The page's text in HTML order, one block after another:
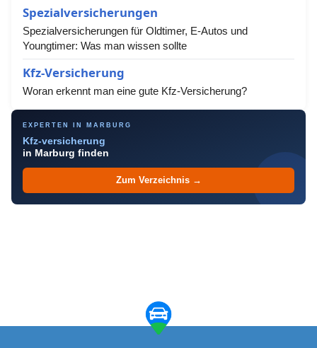
Spezialversicherungen
Spezialversicherungen für Oldtimer, E-Autos und
Youngtimer: Was man wissen sollte
Kfz-Versicherung
Woran erkennt man eine gute Kfz-Versicherung?
EXPERTEN IN MARBURG
Kfz-versicherung
in Marburg finden
Zum Verzeichnis →